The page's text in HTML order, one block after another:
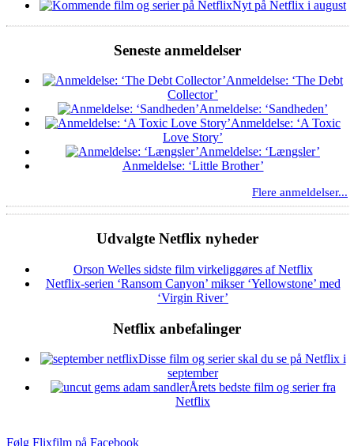
Nyt på Netflix i august
Seneste anmeldelser
Anmeldelse: ‘The Debt
Collector’
Anmeldelse: ‘Sandheden’
Anmeldelse: ‘A Toxic
Love Story’
Anmeldelse: ‘Længsler’
Anmeldelse: ‘Little Brother’
Flere anmeldelser...
Udvalgte Netflix nyheder
Orson Welles sidste film virkeliggøres af Netflix
Netflix-serien ‘Ransom Canyon’ mikser ‘Yellowstone’ med
‘Virgin River’
Netflix anbefalinger
Disse film og serier skal du se på Netflix i
september
Årets bedste film og serier fra
Netflix
Følg Flixfilm på Facebook